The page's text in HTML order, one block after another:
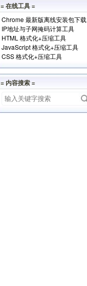
= 在线工具 =
Chrome 最新版离线安装包下载
IP地址与子网掩码计算工具
HTML 格式化+压缩工具
JavaScript 格式化+压缩工具
CSS 格式化+压缩工具
= 内容搜索 =